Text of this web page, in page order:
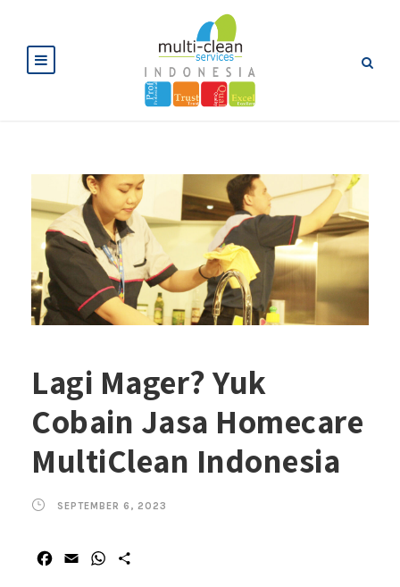
Lagi Mager? Yuk
Cobain Jasa Homecare
MultiClean Indonesia
SEPTEMBER 6, 2023
W